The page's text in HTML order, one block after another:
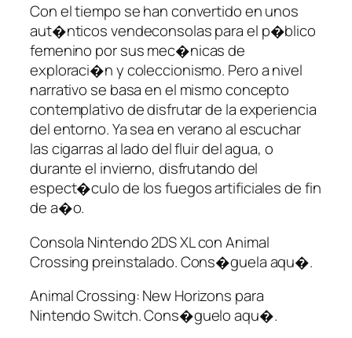
Con el tiempo se han convertido en unos
aut�nticos vendeconsolas para el p�blico
femenino por sus mec�nicas de
exploraci�n y coleccionismo. Pero a nivel
narrativo se basa en el mismo concepto
contemplativo de disfrutar de la experiencia
del entorno. Ya sea en verano al escuchar
las cigarras al lado del fluir del agua, o
durante el invierno, disfrutando del
espect�culo de los fuegos artificiales de fin
de a�o.
Consola Nintendo 2DS XL con Animal
Crossing preinstalado. Cons�guela aqu�.
Animal Crossing: New Horizons para
Nintendo Switch. Cons�guelo aqu�.